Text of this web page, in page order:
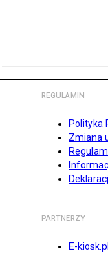
REGULAMIN
Polityka
Zmiana
PARTNERZY
E-kiosk.pl